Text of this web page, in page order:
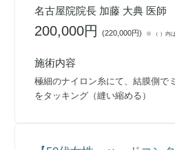
名古屋院院長 加藤 大典 医師
200,000円(220,000円) ※ （ ）内
施術内容
極細のナイロン糸にて、結膜側で
をタッキング（縫い縮める）